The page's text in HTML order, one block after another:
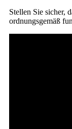
Stellen Sie sicher,
ordnungsgemäß